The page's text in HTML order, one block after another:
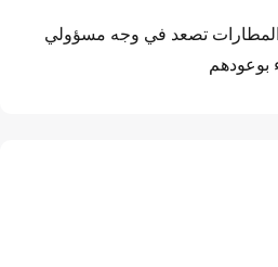
تصعد في وجه مسؤولي
بوعودهم